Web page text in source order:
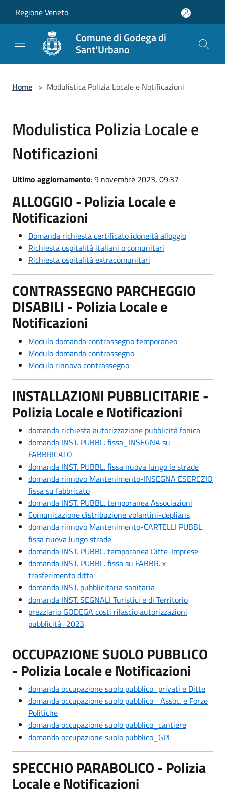
Regione Veneto
Comune di Godega di
Sant'Urbano
Home > Modulistica Polizia Locale e Notificazioni
Modulistica Polizia Locale e
Notificazioni
Ultimo aggiornamento: 9 novembre 2023, 09:37
ALLOGGIO - Polizia Locale e
Notificazioni
Domanda richiesta certificato idoneità alloggio
Richiesta ospitalità italiani o comunitari
Richiesta ospitalità extracomunitari
CONTRASSEGNO PARCHEGGIO
DISABILI - Polizia Locale e
Notificazioni
Modulo domanda contrassegno temporaneo
Modulo domanda contrassegno
Modulo rinnovo contrassegno
INSTALLAZIONI PUBBLICITARIE -
Polizia Locale e Notificazioni
domanda richiesta autorizzazione pubblicità fonica
domanda INST. PUBBL. fissa_INSEGNA su
FABBRICATO
domanda INST. PUBBL. fissa nuova lungo le strade
domanda rinnovo Mantenimento-INSEGNA ESERCZIO
fissa su fabbricato
domanda INST. PUBBL. temporanea Associazioni
Comunicazione distribuzione volantini-deplians
domanda rinnovo Mantenimento-CARTELLI PUBBL.
fissa nuova lungo strade
domanda INST. PUBBL. temporanea Ditte-Imprese
domanda INST. PUBBL. fissa su FABBR. x
trasferimento ditta
domanda INST. pubblicitaria sanitaria
domanda INST. SEGNALI Turistici e di Territorio
prezziario GODEGA costi rilascio autorizzazioni
pubblicità_2023
OCCUPAZIONE SUOLO PUBBLICO
- Polizia Locale e Notificazioni
domanda occupazione suolo pubblico_privati e Ditte
domanda occupazione suolo pubblico _Assoc. e Forze
Politiche
domanda occupazione suolo pubblico_cantiere
domanda occupazione suolo pubblico_GPL
SPECCHIO PARABOLICO - Polizia
Locale e Notificazioni